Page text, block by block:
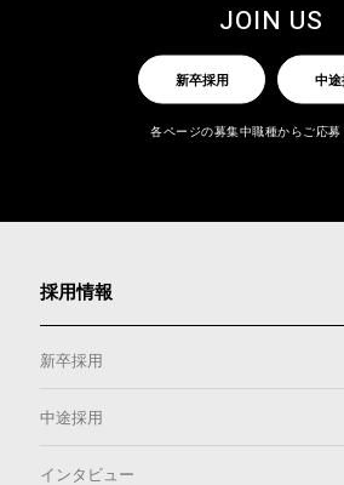
JOIN US
新卒採用 中途
各ページの募集中職種からご応募
採用情報
新卒採用
中途採用
インタビュー